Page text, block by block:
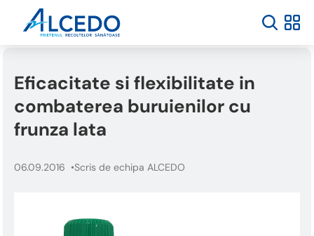
Eficacitate si flexibilitate in
combaterea buruienilor cu
frunza lata
06.09.2016 Scris de echipa ALCEDO